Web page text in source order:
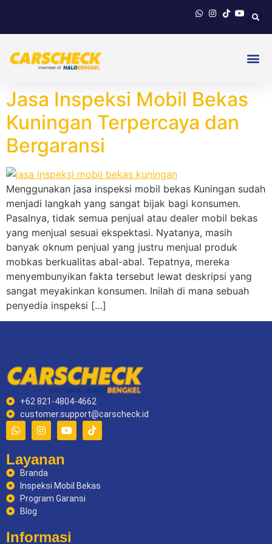
Jasa Inspeksi Mobil Bekas
Kuningan Terpercaya dan
Bergaransi
Menggunakan jasa inspeksi mobil bekas Kuningan sudah
menjadi langkah yang sangat bijak bagi konsumen.
Pasalnya, tidak semua penjual atau dealer mobil bekas
yang menjual sesuai ekspektasi. Nyatanya, masih
banyak oknum penjual yang justru menjual produk
mobkas berkualitas abal-abal. Tepatnya, mereka
menyembunyikan fakta tersebut lewat deskripsi yang
sangat meyakinkan konsumen. Inilah di mana sebuah
penyedia inspeksi […]
+62 821-4804-4662
customer.support@carscheck.id
Layanan
Branda
Inspeksi Mobil Bekas
Program Garansi
Blog
Informasi